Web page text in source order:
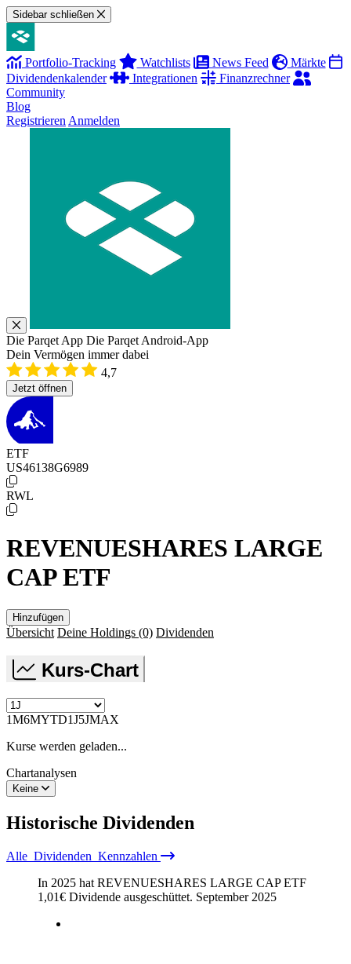
Sidebar schließen
Portfolio-Tracking Watchlists News Feed
Märkte
Dividendenkalender
Integrationen
Finanzrechner
Community
Blog
Registrieren Anmelden
Die Parqet App Die Parqet Android-App
Dein Vermögen immer dabei
4,7
Jetzt öffnen
ETF
US46138G6989
RWL
REVENUESHARES LARGE
CAP ETF
Hinzufügen
Übersicht Deine Holdings (0) Dividenden
Kurs-Chart
1M6MYTD1J5JMAX
Kurse werden geladen...
Chartanalysen
Keine
Historische Dividenden
Alle Dividenden Kennzahlen
In 2025 hat REVENUESHARES LARGE CAP ETF
1,01€ Dividende ausgeschüttet. September 2025